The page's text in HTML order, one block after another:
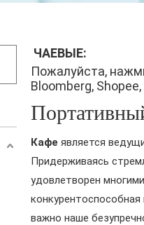
ЧАЕВЫЕ:
Пожалуйста,
Bloomberg,
Кафе является
Придерживаясь
удовлетворен
важно наше